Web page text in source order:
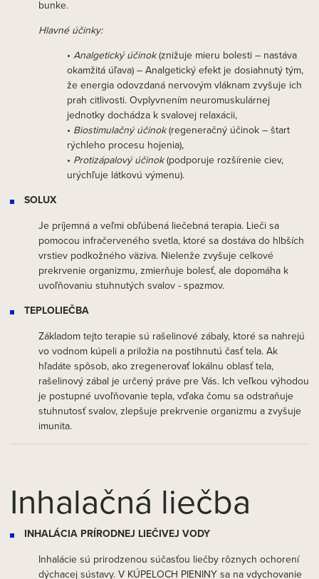
bunke.
Hlavné účinky:
• Analgetický účinok(znižuje mieru bolesti – nastáva
okamžitá úľava) – Analgetický efekt je dosiahnutý tým,
že energia odovzdaná nervovým vláknam zvyšuje ich
prah citlivosti. Ovplyvnením neuromuskulárnej
jednotky dochádza k svalovej relaxácii,
• Biostimulačný účinok(regeneračný účinok – štart
rýchleho procesu hojenia),
• Protizápalový účinok(podporuje rozšírenie ciev,
urýchľuje látkovú výmenu).
SOLUX
Je príjemná a veľmi obľúbená liečebná terapia. Lieči sa
pomocou infračerveného svetla, ktoré sa dostáva do hlbších
vrstiev podkožného väziva. Nielenže zvyšuje celkové
prekrvenie organizmu, zmierňuje bolesť, ale dopomáha k
uvoľňovaniu stuhnutých svalov - spazmov.
TEPLOLIEČBA
Základom tejto terapie sú rašelinové zábaly, ktoré sa nahrejú
vo vodnom kúpeli a priložia na postihnutú časť tela. Ak
hľadáte spôsob, ako zregenerovať lokálnu oblasť tela,
rašelinový zábal je určený práve pre Vás. Ich veľkou výhodou
je postupné uvoľňovanie tepla, vďaka čomu sa odstraňuje
stuhnutosť svalov, zlepšuje prekrvenie organizmu a zvyšuje
imunita.
Inhalačná liečba
INHALÁCIA PRÍRODNEJ LIEČIVEJ VODY
Inhalácie sú prirodzenou súčasťou liečby rôznych ochorení
dýchacej sústavy. V KÚPELOCH PIENINY sa na vdychovanie